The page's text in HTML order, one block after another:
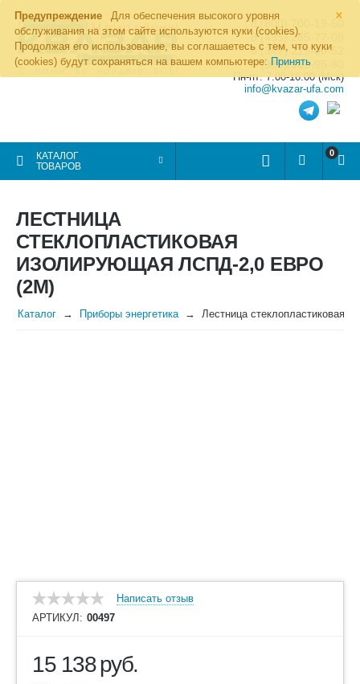
×
Предупреждение
Для обеспечения высокого уровня
обслуживания на этом сайте используются куки (cookies).
Продолжая его использование, вы соглашаетесь с тем, что куки
(cookies) будут сохраняться на вашем компьютере: Принять
8 (800) 700-19-50
8 (495) 255-77-08
8 (347) 225-00-52
8 (986) 963-95-80
Пн-пт: 7.00-16.00 (Мск)
info@kvazar-ufa.com
КАТАЛОГ
ТОВАРОВ
0
ЛЕСТНИЦА
СТЕКЛОПЛАСТИКОВАЯ
ИЗОЛИРУЮЩАЯ ЛСПД-2,0 ЕВРО
(2М)
Каталог Приборы энергетика Лестница стеклопластиковая
Написать отзыв
АРТИКУЛ: 00497
15 138руб.